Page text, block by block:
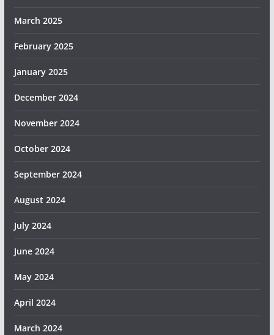
March 2025
February 2025
January 2025
December 2024
November 2024
October 2024
September 2024
August 2024
July 2024
June 2024
May 2024
April 2024
March 2024